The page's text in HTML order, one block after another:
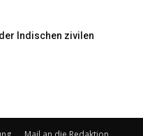
Indischen zivilen